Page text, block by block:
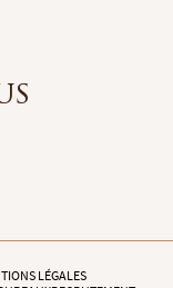
LÉGALES